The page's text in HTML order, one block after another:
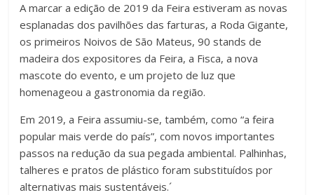
A marcar a edição de 2019 da Feira estiveram as novas
esplanadas dos pavilhões das farturas, a Roda Gigante,
os primeiros Noivos de São Mateus, 90 stands de
madeira dos expositores da Feira, a Fisca, a nova
mascote do evento, e um projeto de luz que
homenageou a gastronomia da região.
Em 2019, a Feira assumiu-se, também, como “a feira
popular mais verde do país”, com novos importantes
passos na redução da sua pegada ambiental. Palhinhas,
talheres e pratos de plástico foram substituídos por
alternativas mais sustentáveis.´